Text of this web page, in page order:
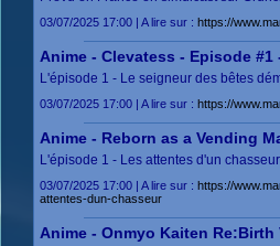
03/07/2025 17:00 | A lire sur : https://
Anime - Clevatess - Episode
L'épisode 1 - Le seigneur des bêtes
03/07/2025 17:00 | A lire sur : https://
Anime - Reborn as a Vending
L'épisode 1 - Les attentes d'un
03/07/2025 17:00 | A lire sur : https://
attentes-dun-chasseur
Anime - Onmyo Kaiten